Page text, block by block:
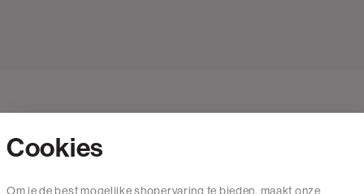
Cookies
Om je de best mogelijke shopervaring te bieden, maakt onze